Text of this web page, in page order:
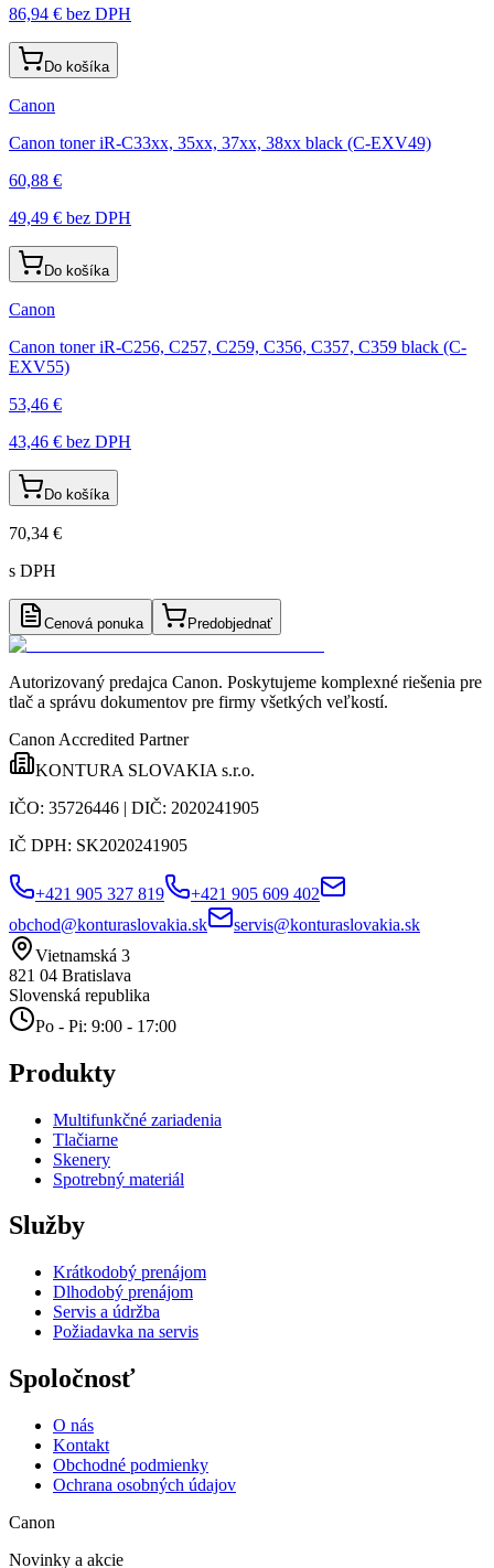
86,94 € bez DPH
Do košíka
Canon
Canon toner iR-C33xx, 35xx, 37xx, 38xx black (C-EXV49)
60,88 €
49,49 € bez DPH
Do košíka
Canon
Canon toner iR-C256, C257, C259, C356, C357, C359 black (C-
EXV55)
53,46 €
43,46 € bez DPH
Do košíka
70,34 €
s DPH
Cenová ponuka Predobjednať
Autorizovaný predajca Canon. Poskytujeme komplexné riešenia pre
tlač a správu dokumentov pre firmy všetkých veľkostí.
Canon Accredited Partner
KONTURA SLOVAKIA s.r.o.
IČO: 35726446 | DIČ: 2020241905
IČ DPH: SK2020241905
+421 905 327 819
+421 905 609 402
obchod@konturaslovakia.sk
servis@konturaslovakia.sk
Vietnamská 3
821 04 Bratislava
Slovenská republika
Po - Pi: 9:00 - 17:00
Produkty
Multifunkčné zariadenia
Tlačiarne
Skenery
Spotrebný materiál
Služby
Krátkodobý prenájom
Dlhodobý prenájom
Servis a údržba
Požiadavka na servis
Spoločnosť
O nás
Kontakt
Obchodné podmienky
Ochrana osobných údajov
Canon
Novinky a akcie